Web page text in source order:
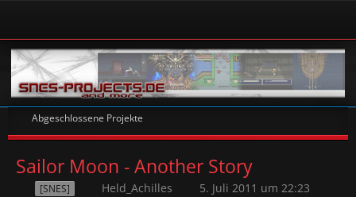
Abgeschlossene Projekte
Sailor Moon - Another Story
[SNES] Held_Achilles 5. Juli 2011 um 22:23